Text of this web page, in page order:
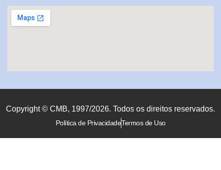
Copyright © CMB, 1997/2026. Todos os direitos reservados.
Política de PrivacidadeTermos de Uso